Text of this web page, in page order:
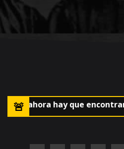
y ahora hay que